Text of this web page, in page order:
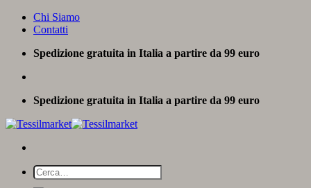
Salta
Chi Siamo
Contatti
Spedizione gratuita in Italia a partire da 99 euro
Spedizione gratuita in Italia a partire da 99 euro
Cerca: